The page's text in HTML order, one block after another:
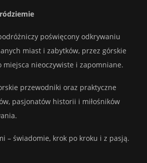
poświęcony odkrywaniu
miast i zabytków, przez górskie
miejsca nieoczywiste i zapomniane.
przewodniki oraz praktyczne
pasjonatów historii i miłośników
– świadomie, krok po kroku i z pasją.